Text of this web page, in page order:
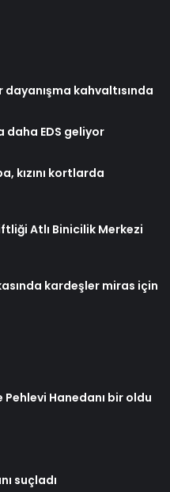
dayanışma kahvaltısında
daha EDS geliyor
kızını kortlarda
Atlı Binicilik Merkezi
kardeşler miras için
Pehlevi Hanedanı bir oldu
suçladı